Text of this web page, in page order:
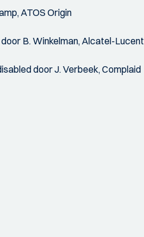
ATOS Origin
B. Winkelman, Alcatel-Lucent
door J. Verbeek, Complaid